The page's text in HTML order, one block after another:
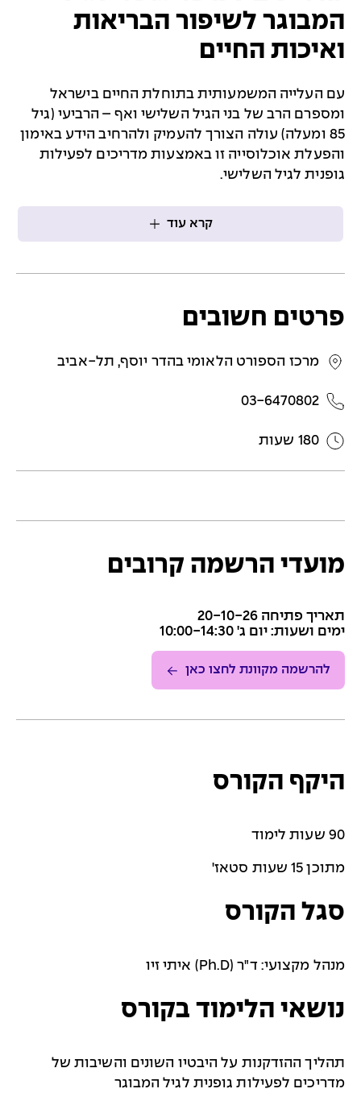
המבוגר לשיפור הבריאות
ואיכות החיים
עם העלייה המשמעותית בתוחלת החיים בישראל
ומספרם הרב של בני הגיל השלישי ואף – הרביעי (גיל
85 ומעלה) עולה הצורך להעמיק ולהרחיב הידע באימון
והפעלת אוכלוסייה זו באמצעות מדריכים לפעילות
גופנית לגיל השלישי.
קרא עוד
פרטים חשובים
מרכז הספורט הלאומי בהדר יוסף, תל-אביב
03-6470802
180 שעות
מועדי הרשמה קרובים
תאריך פתיחה 20-10-26
ימים ושעות: יום ג' 10:00-14:30
להרשמה מקוונת לחצו כאן
היקף הקורס
90 שעות לימוד
מתוכן 15 שעות סטאז'
סגל הקורס
מנהל מקצועי: ד"ר (Ph.D ) איתי זיו
נושאי הלימוד בקורס
תהליך ההזדקנות על היבטיו השונים והשיבות של
מדריכים לפעילות גופנית לגיל המבוגר